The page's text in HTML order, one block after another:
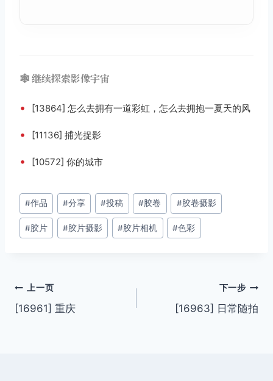
🕸️ 继续探索影像宇宙
• [13864] 怎么去拥有一道彩虹，怎么去拥抱一夏天的风
• [11136] 捕光捉影
• [10572] 你的城市
文
章
标
#作品 #分享 #投稿 #胶卷 #胶卷摄影
#胶片 #胶片摄影 #胶片相机 #色彩
文
章
上一页
[16961] 重庆
下一步
[16963] 日常随拍